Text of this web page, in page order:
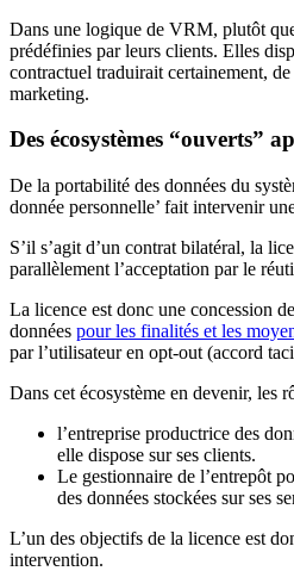
Dans une logique de VRM, plutôt que
prédéfinies par leurs clients. Elles
contractuel traduirait certainement,
marketing.
Des écosystèmes “ouverts”
De la portabilité des données du
donnée personnelle’ fait intervenir
S’il s’agit d’un contrat bilatéral, la
parallèlement l’acceptation par le
La licence est donc une concession
données pour les finalités et les
par l’utilisateur en opt-out (accord
Dans cet écosystème en devenir, les
l’entreprise productrice des
elle dispose sur ses clients.
Le gestionnaire de l’entrepôt
des données stockées sur ses
L’un des objectifs de la licence est
intervention.